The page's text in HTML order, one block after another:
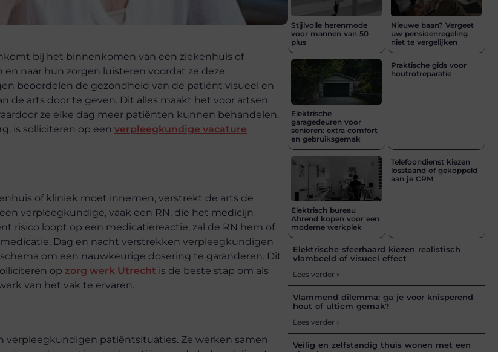
bij het binnenkomen van een ziekenhuis of
naar hun zorgen luisteren voordat ze deze
beoordelen de gezondheid van de patiënt visueel en
de arts door te geven. Dit alles maakt het voor artsen
ze elke dag meer patiënten kunnen behandelen.
is solliciteren op een verpleegkundige vacature
of kliniek moet innemen, verstrekt de arts de
verpleegkundige, vaak een RN, die het medicijn
risico loopt op een medicatiereactie, zal de RN hem of
Dag en nacht verstrekken verpleegkundigen
om een ​​nauwkeurige dosering te garanderen. Dit
op zorg werk Utrecht is de beste stap om als
van het vak te ervaren.
patiëntsituaties. Ze werken samen
Stijlvolle herenmode
voor mannen van 50
plus
Nieuwe baan? Vergeet
uw pensioenregeling
niet te vergelijken
Elektrische
garagedeuren voor
senioren: extra comfort
en gebruiksgemak
Praktische gids voor
houtrotreparatie
Elektrisch bureau
Ahrend kopen voor een
moderne werkplek
Telefoondienst kiezen
losstaand of gekoppeld
aan je CRM
Elektrische sfeerhaard kiezen realistisch
vlambeeld of visueel effect
Lees verder »
Vlammend dilemma: ga je voor knisperend
hout of ultiem gemak?
Lees verder »
Veilig en zelfstandig thuis wonen met een